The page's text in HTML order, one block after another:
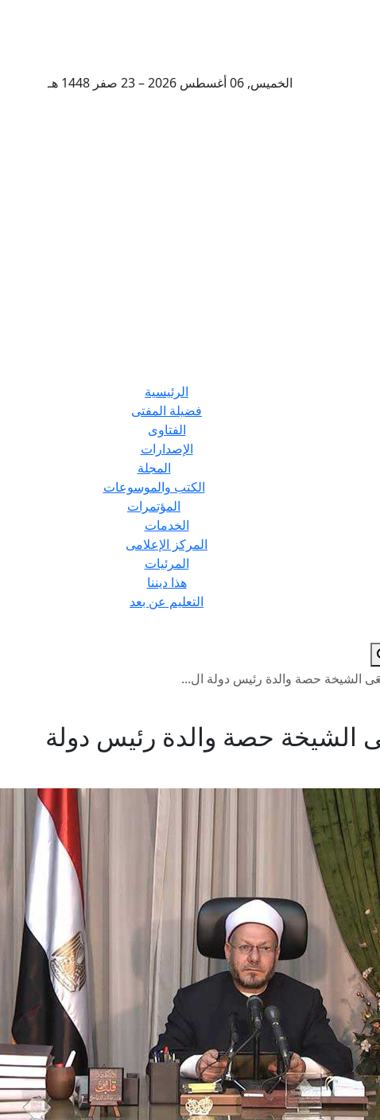
الخميس, 06 أغسطس 2026 – 23 صفر 1448 هـ
الرئيسية
فضيلة المفتى
الفتاوى
الإصدارات
المجلة
الكتب والموسوعات
المؤتمرات
الخدمات
المركز الإعلامى
المرئيات
هذا ديننا
التعليم عن بعد
الشيخة حصة والدة رئيس دولة ال...
الشيخة حصة والدة رئيس دولة